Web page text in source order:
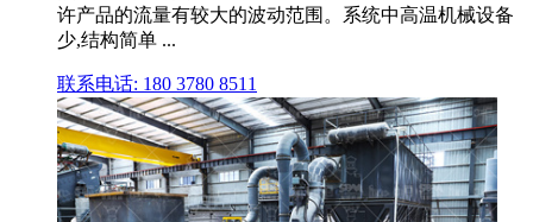
许产品的流量有较大的波动范围。系统中高温机械设备
少,结构简单 ...
联系电话: 180 3780 8511